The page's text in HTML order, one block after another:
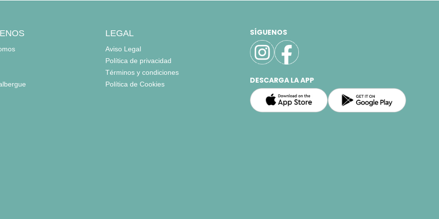
LEGAL
Aviso Legal
Política de privacidad
Términos y condiciones
Política de Cookies
SÍGUENOS
DESCARGA LA APP